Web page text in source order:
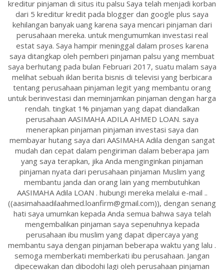
kreditur pinjaman di situs itu palsu Saya telah menjadi korban
dari 5 kreditur kredit pada blogger dan google plus saya
kehilangan banyak uang karena saya mencari pinjaman dari
perusahaan mereka. untuk mengumumkan investasi real
estat saya. Saya hampir meninggal dalam proses karena
saya ditangkap oleh pemberi pinjaman palsu yang membuat
saya berhutang pada bulan Februari 2017, suatu malam saya
melihat sebuah iklan berita bisnis di televisi yang berbicara
tentang perusahaan pinjaman legit yang membantu orang
untuk berinvestasi dan meminjamkan pinjaman dengan harga
rendah. tingkat 1% pinjaman yang dapat diandalkan
perusahaan AASIMAHA ADILA AHMED LOAN. saya
menerapkan pinjaman pinjaman investasi saya dan
membayar hutang saya dari AASIMAHA Adila dengan sangat
mudah dan cepat dalam pengiriman dalam beberapa jam
yang saya terapkan, jika Anda menginginkan pinjaman
pinjaman nyata dari perusahaan pinjaman Muslim yang
membantu janda dan orang lain yang membutuhkan
AASIMAHA Adila LOAN . hubungi mereka melalui e-mail ..
((aasimahaadilaahmed.loanfirm@gmail.com)), dengan senang
hati saya umumkan kepada Anda semua bahwa saya telah
mengembalikan pinjaman saya sepenuhnya kepada
perusahaan ibu muslim yang dapat dipercaya yang
membantu saya dengan pinjaman beberapa waktu yang lalu .
semoga memberkati memberkati ibu perusahaan. Jangan
dipecewakan dan dibodohi lagi oleh perusahaan pinjaman